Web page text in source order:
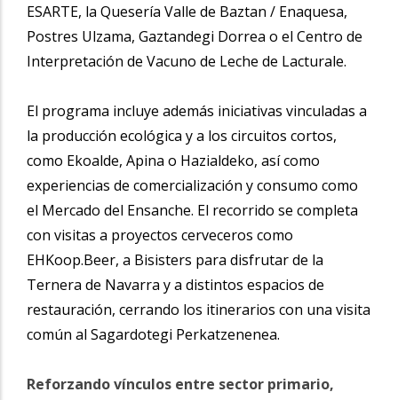
ESARTE, la Quesería Valle de Baztan / Enaquesa,
Postres Ulzama, Gaztandegi Dorrea o el Centro de
Interpretación de Vacuno de Leche de Lacturale.
El programa incluye además iniciativas vinculadas a
la producción ecológica y a los circuitos cortos,
como Ekoalde, Apina o Hazialdeko, así como
experiencias de comercialización y consumo como
el Mercado del Ensanche. El recorrido se completa
con visitas a proyectos cerveceros como
EHKoop.Beer, a Bisisters para disfrutar de la
Ternera de Navarra y a distintos espacios de
restauración, cerrando los itinerarios con una visita
común al Sagardotegi Perkatzenenea.
Reforzando vínculos entre sector primario,